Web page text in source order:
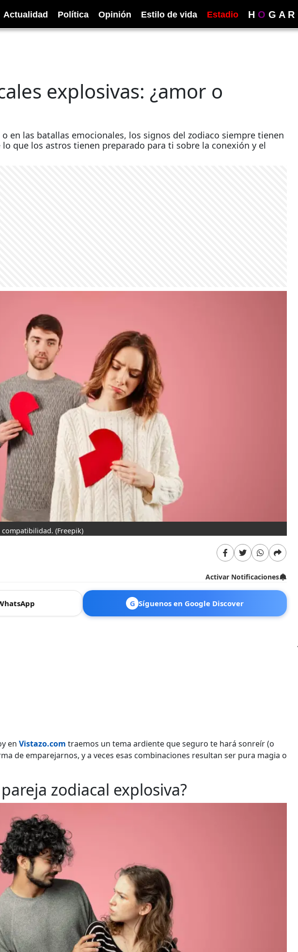
Actualidad Política Opinión Estilo de vida Estadio H O G A R
explosivas: ¿amor o
en las batallas emocionales, los signos del zodiaco siempre tienen
que los astros tienen preparado para ti sobre la conexión y el
compatibilidad. (Freepik)
Activar Notificaciones
G Síguenos en Google Discover
en Vistazo.com traemos un tema ardiente que seguro te hará sonreír (o
de emparejarnos, y a veces esas combinaciones resultan ser pura magia o
zodiacal explosiva?